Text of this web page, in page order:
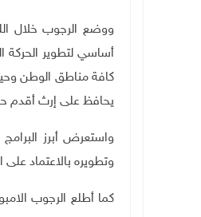
ووضع الرجوب خلال
أساسي لتطوير الحركة
كافة مناطق الوطن
يحافظ على إرث أقدم
واستعرض أبرز
وتطويره بالاعتماد على
كما أطلع الرجوب